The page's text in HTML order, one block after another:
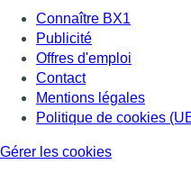
Connaître BX1
Publicité
Offres d'emploi
Contact
Mentions légales
Politique de cookies
Gérer les cookies